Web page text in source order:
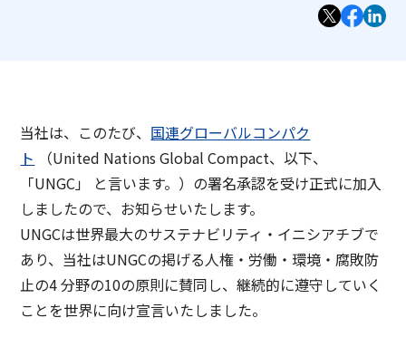
役員一覧
DX
東洋製罐グループの企業理念体系
事業概要
技術・開発
品質保証体制
製品・サービスの受賞実績
容器包装のユニバーサルデザイン
東洋製罐グループのサステナビリティ経営
東洋製罐グループのマテリアリティ（重要課題）
サステナブルな製品・サービス
「Open Up! Products & Services」
統合報告書
IR情報 TOP
IRニュース
経営方針
IRライブラリー
株式関連情報
お問い合わせ
当社は、このたび、 国連グローバルコンパク
ト
（United Nations Global Compact、以下、
「UNGC」 と言います。）の署名承認を受け正式に加入
しましたので、お知らせいたします。
UNGCは世界最大のサステナビリティ・イニシアチブで
あり、当社はUNGCの掲げる人権・労働・環境・腐敗防
止の4 分野の10の原則に賛同し、継続的に遵守していく
ことを世界に向け宣言いたしました。